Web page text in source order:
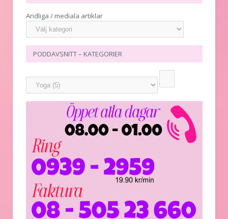
Andliga / mediala artiklar
PODDAVSNITT – KATEGORIER